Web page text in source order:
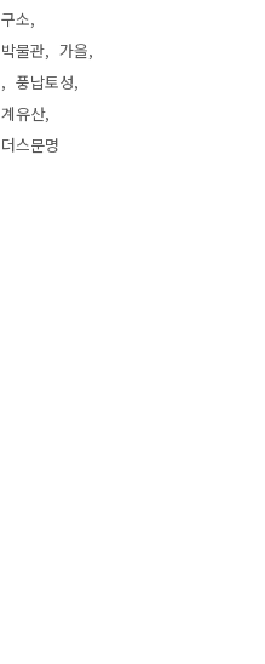
소
물관
가을
풍납토성
유산
스문명